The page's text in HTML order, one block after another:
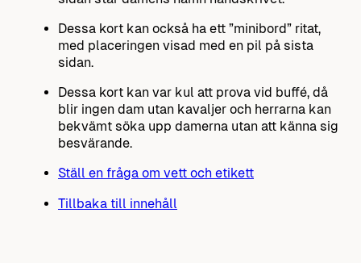
Dessa kort kan också ha ett ”minibord” ritat,
med placeringen visad med en pil på sista
sidan.
Dessa kort kan var kul att prova vid buffé, då
blir ingen dam utan kavaljer och herrarna kan
bekvämt söka upp damerna utan att känna sig
besvärande.
Ställ en fråga om vett och etikett
Tillbaka till innehåll